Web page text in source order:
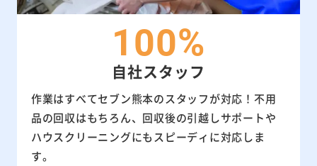
100%
自社スタッフ
作業はすべてセブン熊本のスタッフが対応！不用
品の回収はもちろん、回収後の引越しサポートや
ハウスクリーニングにもスピーディに対応しま
す。